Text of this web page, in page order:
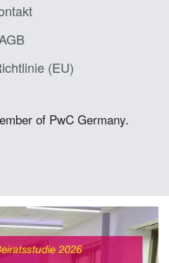
(EU)
of PwC Germany.